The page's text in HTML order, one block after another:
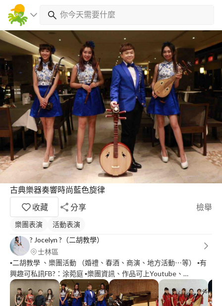
古典樂器奏響時尚藍色旋律
收藏
分享 檢舉
樂團表演
活動表演
? Jocelyn ?（二胡教學）
士林區
▪️二胡教學 、樂團活動 （婚禮、春酒、商演、地方活動⋯等） ▪️有
興趣可私訊FB?：涂菀庭 ▪️樂團資訊、作品可上Youtube、
Facebook 搜尋?：典樂律 ▪️畢業於國立臺灣戲曲學院戲曲音樂學系